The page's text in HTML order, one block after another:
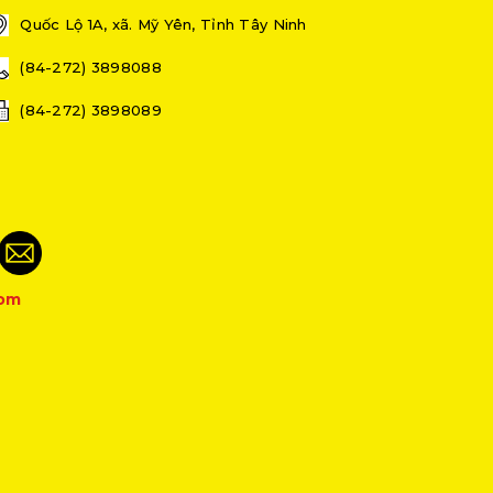
Quốc Lộ 1A, xã. Mỹ Yên, Tỉnh Tây Ninh
(84-272) 3898088
(84-272) 3898089